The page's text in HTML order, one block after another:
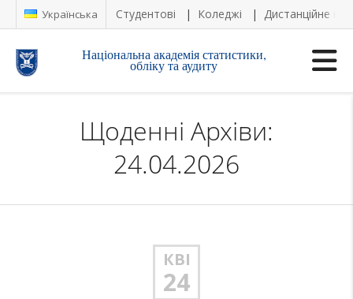
Українська Студентові Коледжі Дистанційне
Національна академія статистики,
обліку та аудиту
Щоденні Архіви:
24.04.2026
КВІ
24